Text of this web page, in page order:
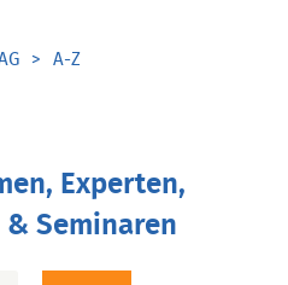
A-Z
Experten,
Seminaren